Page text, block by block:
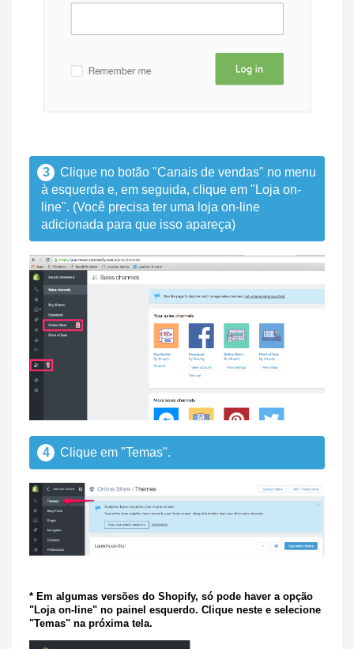
3
Clique no botão "Canais de vendas" no menu
à esquerda e, em seguida, clique em "Loja on-
line". (Você precisa ter uma loja on-line
adicionada para que isso apareça)
4 Clique em "Temas".
* Em algumas versões do Shopify, só pode haver a opção
"Loja on-line" no painel esquerdo. Clique neste e selecione
"Temas" na próxima tela.